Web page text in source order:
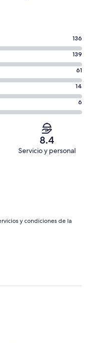
136
139
61
14
6
8.4
Servicio y personal
y condiciones de la